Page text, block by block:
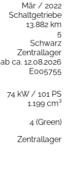
Mär / 2022
Schaltgetriebe
13.882 km
5
Schwarz
Zentrallager
ab ca. 12.08.2026
E005755
74 kW / 101 PS
1.199 cm³
4 (Green)
Zentrallager